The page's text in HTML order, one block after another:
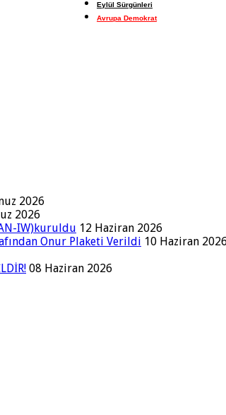
Eylül Sürgünleri
Avrupa Demokrat
2026
2026
IW)kuruldu 12 Haziran 2026
Onur Plaketi Verildi 10 Haziran
08 Haziran 2026